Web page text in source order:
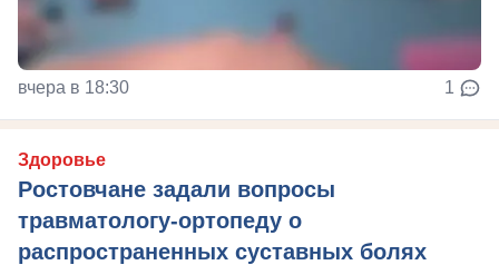
вчера в 18:30 1
Здоровье
Ростовчане задали вопросы
травматологу-ортопеду о
распространенных суставных болях